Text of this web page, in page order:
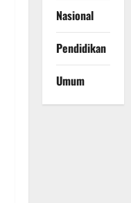
Nasional
Pendidikan
Umum